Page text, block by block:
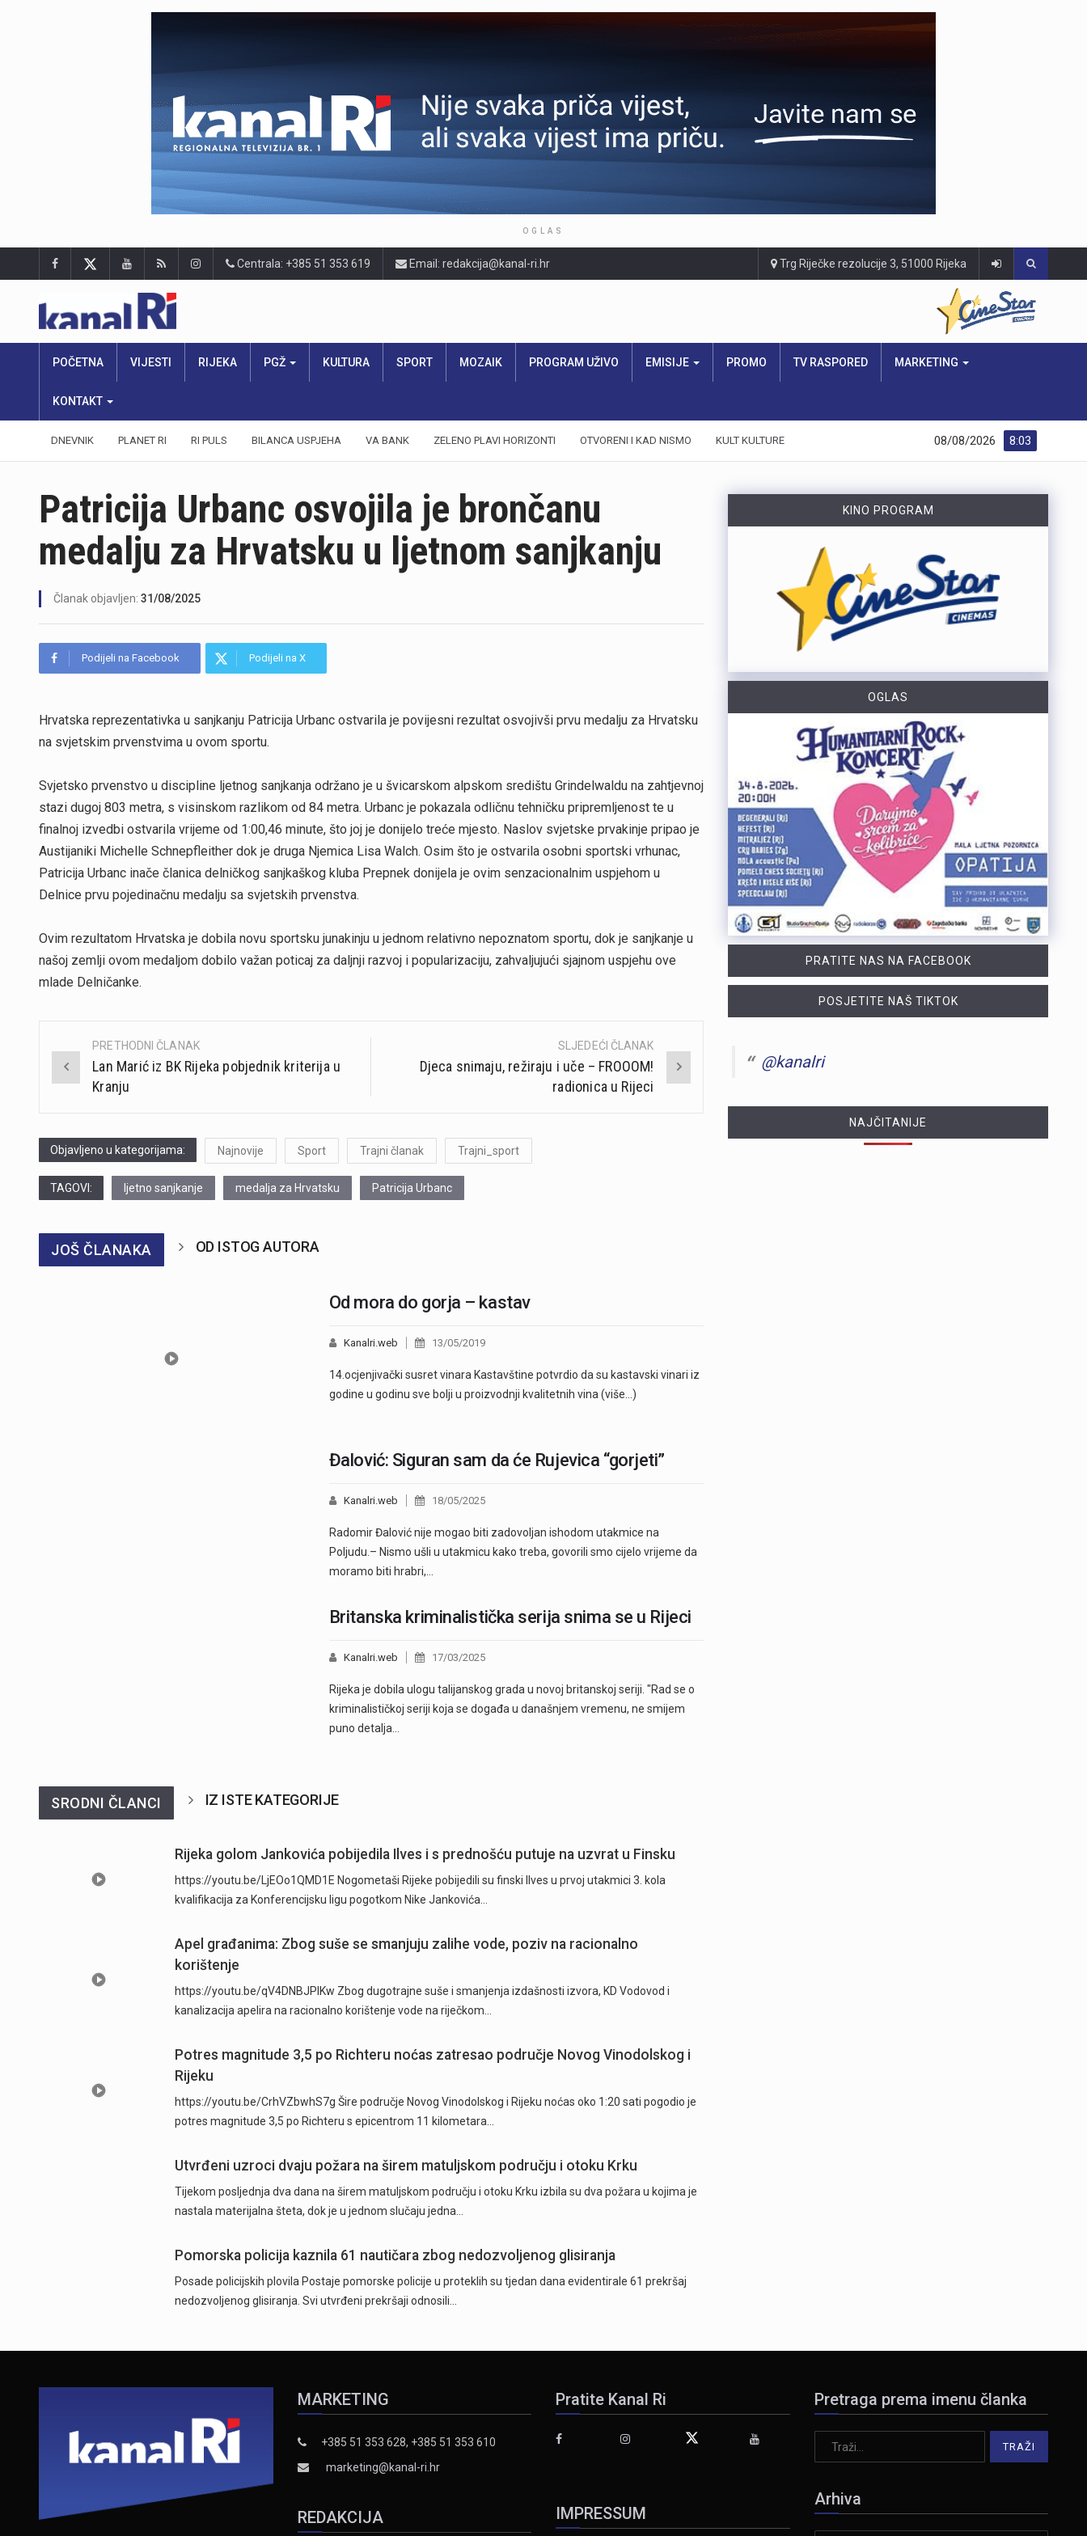
OGLAS
Centrala: +385 51 353 619 Email: redakcija@kanal-ri.hr Trg Riječke rezolucije 3, 51000 Rijeka
POČETNA VIJESTI RIJEKA PGŽ KULTURA SPORT MOZAIK PROGRAM UŽIVO EMISIJE PROMO TV RASPORED MARKETING
KONTAKT
DNEVNIK PLANET RI RI PULS BILANCA USPJEHA VA BANK ZELENO PLAVI HORIZONTI OTVORENI I KAD NISMO KULT KULTURE 8:03
08/08/2026
Patricija Urbanc osvojila je brončanu
medalju za Hrvatsku u ljetnom sanjkanju
Članak objavljen: 31/08/2025
Podijeli na Facebook Podijeli na X
Hrvatska reprezentativka u sanjkanju Patricija Urbanc ostvarila je povijesni rezultat osvojivši prvu medalju za Hrvatsku
na svjetskim prvenstvima u ovom sportu.
Svjetsko prvenstvo u discipline ljetnog sanjkanja održano je u švicarskom alpskom središtu Grindelwaldu na zahtjevnoj
stazi dugoj 803 metra, s visinskom razlikom od 84 metra. Urbanc je pokazala odličnu tehničku pripremljenost te u
finalnoj izvedbi ostvarila vrijeme od 1:00,46 minute, što joj je donijelo treće mjesto. Naslov svjetske prvakinje pripao je
Austijaniki Michelle Schnepfleither dok je druga Njemica Lisa Walch. Osim što je ostvarila osobni sportski vrhunac,
Patricija Urbanc inače članica delničkog sanjkaškog kluba Prepnek donijela je ovim senzacionalnim uspjehom u
Delnice prvu pojedinačnu medalju sa svjetskih prvenstva.
Ovim rezultatom Hrvatska je dobila novu sportsku junakinju u jednom relativno nepoznatom sportu, dok je sanjkanje u
našoj zemlji ovom medaljom dobilo važan poticaj za daljnji razvoj i popularizaciju, zahvaljujući sjajnom uspjehu ove
mlade Delničanke.
Post
navigation
PRETHODNI ČLANAK
Lan Marić iz BK Rijeka pobjednik kriterija u
Kranju
SLJEDEĆI ČLANAK
Djeca snimaju, režiraju i uče – FROOOM!
radionica u Rijeci
Objavljeno u kategorijama: Najnovije Sport Trajni članak Trajni_sport
TAGOVI: ljetno sanjkanje medalja za Hrvatsku Patricija Urbanc
JOŠ ČLANAKA OD ISTOG AUTORA
Od mora do gorja – kastav
Kanalri.web 13/05/2019
14.ocjenjivački susret vinara Kastavštine potvrdio da su kastavski vinari iz
godine u godinu sve bolji u proizvodnji kvalitetnih vina (više…)
Đalović: Siguran sam da će Rujevica “gorjeti”
Kanalri.web 18/05/2025
Radomir Đalović nije mogao biti zadovoljan ishodom utakmice na
Poljudu.– Nismo ušli u utakmicu kako treba, govorili smo cijelo vrijeme da
moramo biti hrabri,…
Britanska kriminalistička serija snima se u Rijeci
Kanalri.web 17/03/2025
Rijeka je dobila ulogu talijanskog grada u novoj britanskoj seriji. "Rad se o
kriminalističkoj seriji koja se događa u današnjem vremenu, ne smijem
puno detalja…
SRODNI ČLANCI IZ ISTE KATEGORIJE
Rijeka golom Jankovića pobijedila Ilves i s prednošću putuje na uzvrat u Finsku
https://youtu.be/LjEOo1QMD1E Nogometaši Rijeke pobijedili su finski Ilves u prvoj utakmici 3. kola
kvalifikacija za Konferencijsku ligu pogotkom Nike Jankovića…
Apel građanima: Zbog suše se smanjuju zalihe vode, poziv na racionalno
korištenje
https://youtu.be/qV4DNBJPlKw Zbog dugotrajne suše i smanjenja izdašnosti izvora, KD Vodovod i
kanalizacija apelira na racionalno korištenje vode na riječkom…
Potres magnitude 3,5 po Richteru noćas zatresao područje Novog Vinodolskog i
Rijeku
https://youtu.be/CrhVZbwhS7g Šire područje Novog Vinodolskog i Rijeku noćas oko 1:20 sati pogodio je
potres magnitude 3,5 po Richteru s epicentrom 11 kilometara…
Utvrđeni uzroci dvaju požara na širem matuljskom području i otoku Krku
Tijekom posljednja dva dana na širem matuljskom području i otoku Krku izbila su dva požara u kojima je
nastala materijalna šteta, dok je u jednom slučaju jedna…
Pomorska policija kaznila 61 nautičara zbog nedozvoljenog glisiranja
Posade policijskih plovila Postaje pomorske policije u proteklih su tjedan dana evidentirale 61 prekršaj
nedozvoljenog glisiranja. Svi utvrđeni prekršaji odnosili…
KINO PROGRAM
OGLAS
PRATITE NAS NA FACEBOOK
POSJETITE NAŠ TIKTOK
@kanalri
NAJČITANIJE
MARKETING
+385 51 353 628, +385 51 353 610
marketing@kanal-ri.hr
REDAKCIJA
Pratite Kanal Ri
IMPRESSUM
Pretraga prema imenu članka
Arhiva